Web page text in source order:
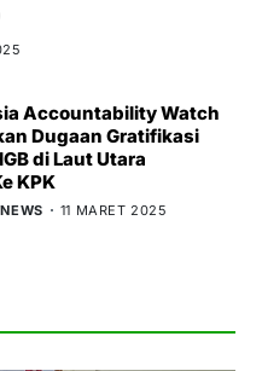
Accountability Watch
Dugaan Gratifikasi
di Laut Utara
KPK
11 MARET 2025